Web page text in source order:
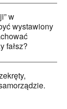
w
wystawiony
fałsz?